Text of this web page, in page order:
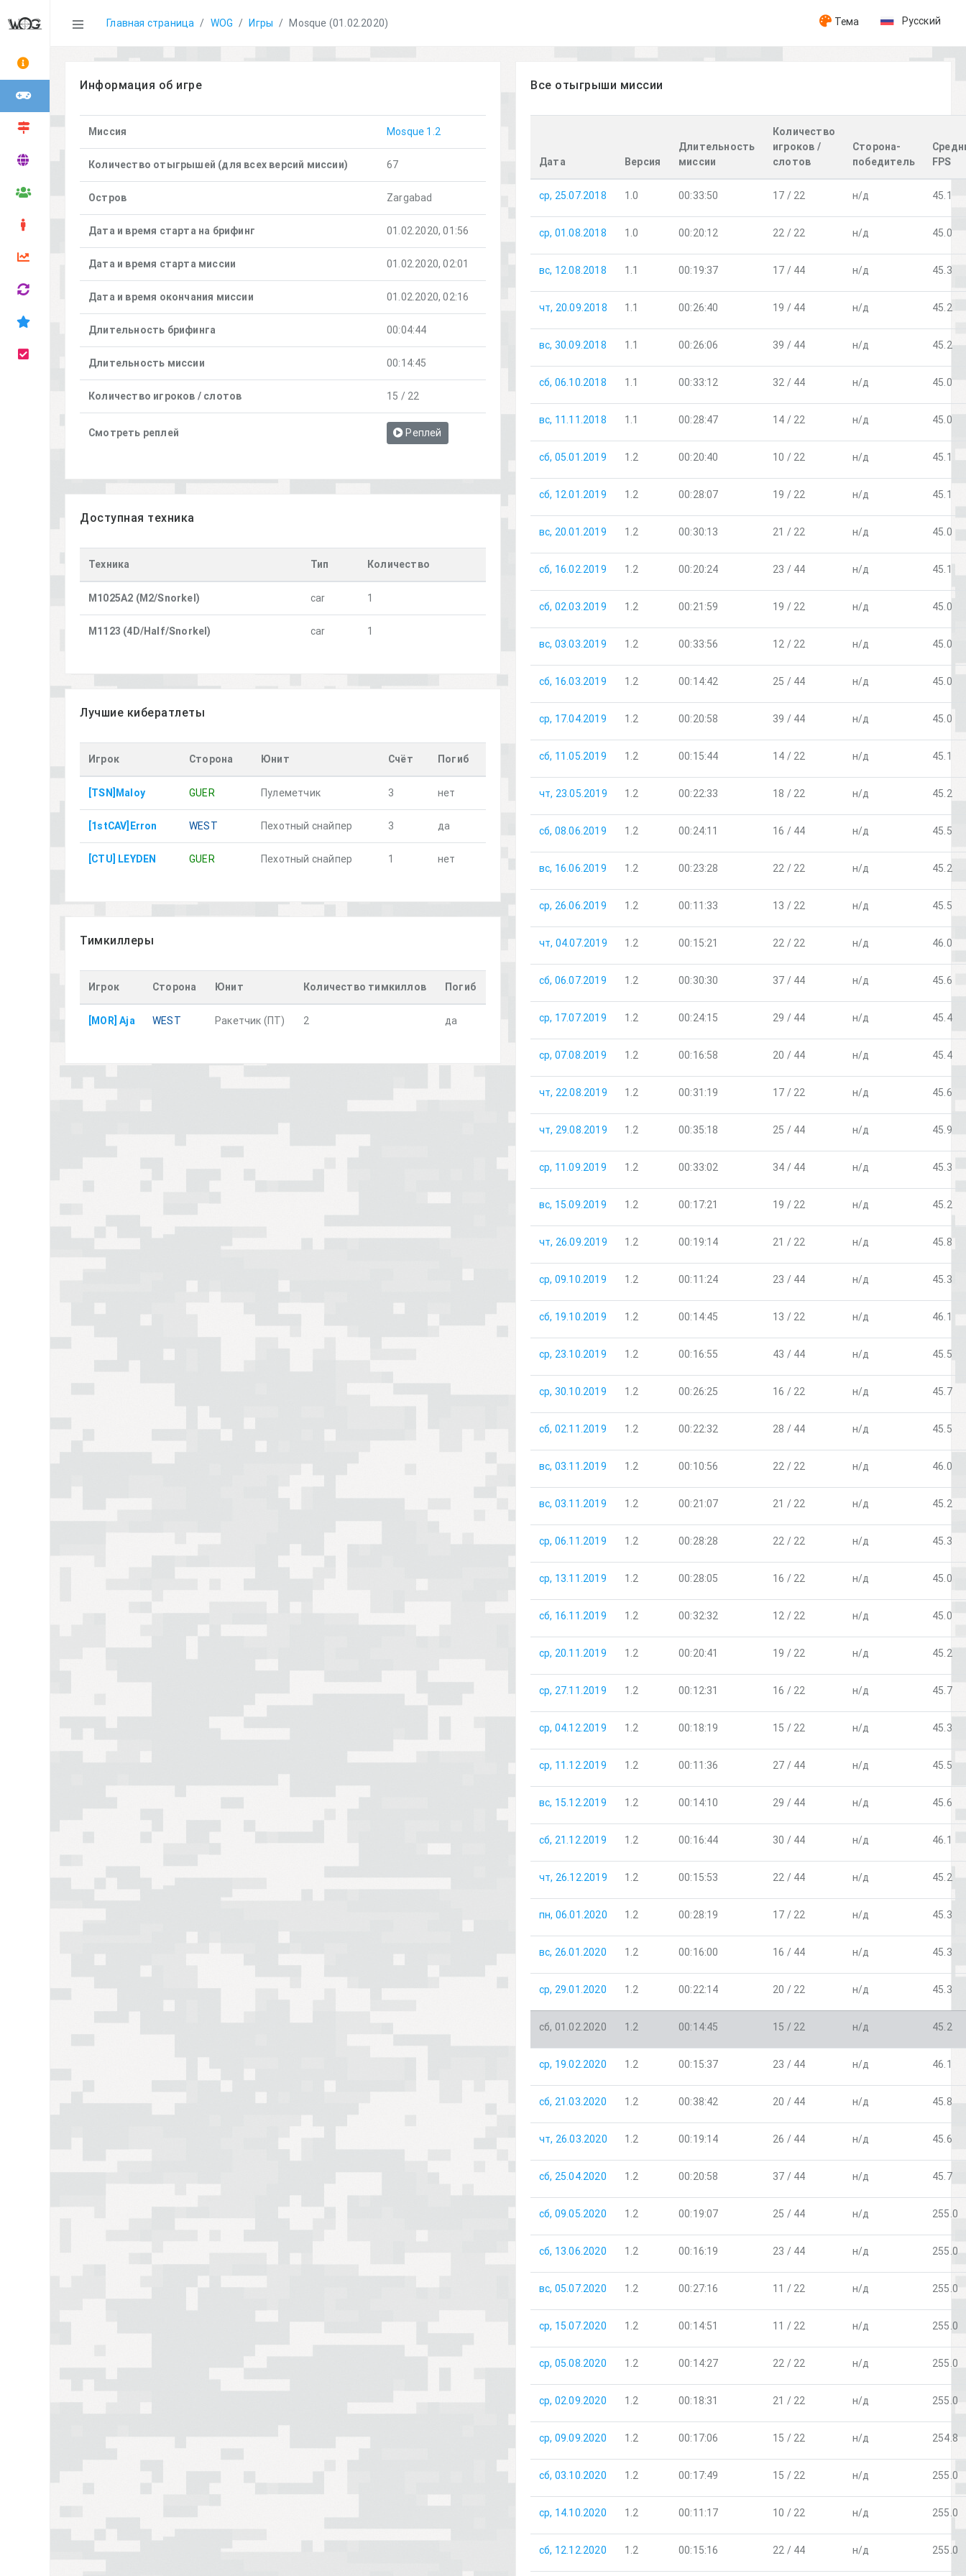
StatisticsГлавная страница WOG Игры Mosque (01.02.2020) Тема Русский
Информация об игре
Миссия Mosque 1.2
Количество отыгрышей (для всех версий миссии) 67
Остров Zargabad
Дата и время старта на брифинг 01.02.2020, 01:56
Дата и время старта миссии 01.02.2020, 02:01
Дата и время окончания миссии 01.02.2020, 02:16
Длительность брифинга 00:04:44
Длительность миссии 00:14:45
Количество игроков / слотов 15 / 22
Смотреть реплей Реплей
Все отыгрыши миссии
Дата Версия
Длительность
миссии
Количество
игроков /
слотов
Сторона-
победитель
FPS
ср, 25.07.2018 1.0 00:33:50 17 / 22 н/д 45.1
ср, 01.08.2018 1.0 00:20:12 22 / 22 н/д 45.0
вс, 12.08.2018 1.1 00:19:37 17 / 44 н/д 45.3
чт, 20.09.2018 1.1 00:26:40 19 / 44 н/д 45.2
вс, 30.09.2018 1.1 00:26:06 39 / 44 н/д 45.2
сб, 06.10.2018 1.1 00:33:12 32 / 44 н/д 45.0
вс, 11.11.2018 1.1 00:28:47 14 / 22 н/д 45.0
сб, 05.01.2019 1.2 00:20:40 10 / 22 н/д 45.1
сб, 12.01.2019 1.2 00:28:07 19 / 22 н/д 45.1
вс, 20.01.2019 1.2 00:30:13 21 / 22 н/д 45.0
сб, 16.02.2019 1.2 00:20:24 23 / 44 н/д 45.1
сб, 02.03.2019 1.2 00:21:59 19 / 22 н/д 45.0
вс, 03.03.2019 1.2 00:33:56 12 / 22 н/д 45.0
сб, 16.03.2019 1.2 00:14:42 25 / 44 н/д 45.0
ср, 17.04.2019 1.2 00:20:58 39 / 44 н/д 45.0
сб, 11.05.2019 1.2 00:15:44 14 / 22 н/д 45.1
чт, 23.05.2019 1.2 00:22:33 18 / 22 н/д 45.2
сб, 08.06.2019 1.2 00:24:11 16 / 44 н/д 45.5
вс, 16.06.2019 1.2 00:23:28 22 / 22 н/д 45.2
ср, 26.06.2019 1.2 00:11:33 13 / 22 н/д 45.5
чт, 04.07.2019 1.2 00:15:21 22 / 22 н/д 46.0
сб, 06.07.2019 1.2 00:30:30 37 / 44 н/д 45.6
ср, 17.07.2019 1.2 00:24:15 29 / 44 н/д 45.4
ср, 07.08.2019 1.2 00:16:58 20 / 44 н/д 45.4
чт, 22.08.2019 1.2 00:31:19 17 / 22 н/д 45.6
чт, 29.08.2019 1.2 00:35:18 25 / 44 н/д 45.9
ср, 11.09.2019 1.2 00:33:02 34 / 44 н/д 45.3
вс, 15.09.2019 1.2 00:17:21 19 / 22 н/д 45.2
чт, 26.09.2019 1.2 00:19:14 21 / 22 н/д 45.8
ср, 09.10.2019 1.2 00:11:24 23 / 44 н/д 45.3
сб, 19.10.2019 1.2 00:14:45 13 / 22 н/д 46.1
ср, 23.10.2019 1.2 00:16:55 43 / 44 н/д 45.5
ср, 30.10.2019 1.2 00:26:25 16 / 22 н/д 45.7
сб, 02.11.2019 1.2 00:22:32 28 / 44 н/д 45.5
вс, 03.11.2019 1.2 00:10:56 22 / 22 н/д 46.0
вс, 03.11.2019 1.2 00:21:07 21 / 22 н/д 45.2
ср, 06.11.2019 1.2 00:28:28 22 / 22 н/д 45.3
ср, 13.11.2019 1.2 00:28:05 16 / 22 н/д 45.0
сб, 16.11.2019 1.2 00:32:32 12 / 22 н/д 45.0
ср, 20.11.2019 1.2 00:20:41 19 / 22 н/д 45.2
ср, 27.11.2019 1.2 00:12:31 16 / 22 н/д 45.7
ср, 04.12.2019 1.2 00:18:19 15 / 22 н/д 45.3
ср, 11.12.2019 1.2 00:11:36 27 / 44 н/д 45.5
вс, 15.12.2019 1.2 00:14:10 29 / 44 н/д 45.6
сб, 21.12.2019 1.2 00:16:44 30 / 44 н/д 46.1
чт, 26.12.2019 1.2 00:15:53 22 / 44 н/д 45.2
пн, 06.01.2020 1.2 00:28:19 17 / 22 н/д 45.3
вс, 26.01.2020 1.2 00:16:00 16 / 44 н/д 45.3
ср, 29.01.2020 1.2 00:22:14 20 / 22 н/д 45.3
сб, 01.02.2020 1.2 00:14:45 15 / 22 н/д 45.2
ср, 19.02.2020 1.2 00:15:37 23 / 44 н/д 46.1
сб, 21.03.2020 1.2 00:38:42 20 / 44 н/д 45.8
чт, 26.03.2020 1.2 00:19:14 26 / 44 н/д 45.6
сб, 25.04.2020 1.2 00:20:58 37 / 44 н/д 45.7
сб, 09.05.2020 1.2 00:19:07 25 / 44 н/д 255.0
сб, 13.06.2020 1.2 00:16:19 23 / 44 н/д 255.0
вс, 05.07.2020 1.2 00:27:16 11 / 22 н/д 255.0
ср, 15.07.2020 1.2 00:14:51 11 / 22 н/д 255.0
ср, 05.08.2020 1.2 00:14:27 22 / 22 н/д 255.0
ср, 02.09.2020 1.2 00:18:31 21 / 22 н/д 255.0
ср, 09.09.2020 1.2 00:17:06 15 / 22 н/д 254.8
сб, 03.10.2020 1.2 00:17:49 15 / 22 н/д 255.0
ср, 14.10.2020 1.2 00:11:17 10 / 22 н/д 255.0
сб, 12.12.2020 1.2 00:15:16 22 / 44 н/д 255.0
Доступная техника
Техника Тип Количество
M1025A2 (M2/Snorkel) car 1
M1123 (4D/Half/Snorkel) car 1
Лучшие кибератлеты
Игрок Сторона Юнит Счёт Погиб
[TSN]Maloy GUER Пулеметчик 3 нет
[1stCAV]Erron WEST Пехотный снайпер 3 да
[CTU] LEYDEN GUER Пехотный снайпер 1 нет
Тимкиллеры
Игрок Сторона Юнит Количество тимкиллов Погиб
[MOR] Aja WEST Ракетчик (ПТ) 2 да